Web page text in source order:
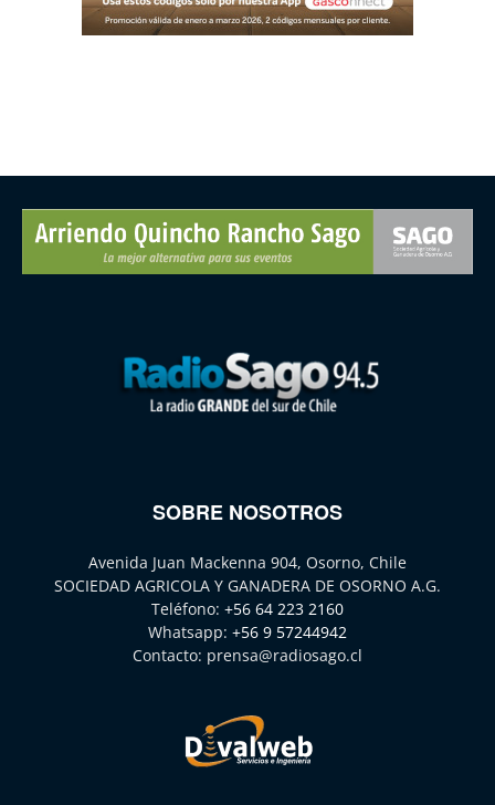
SOBRE NOSOTROS
Avenida Juan Mackenna 904, Osorno, Chile
SOCIEDAD AGRICOLA Y GANADERA DE OSORNO A.G.
Teléfono: +56 64 223 2160
Whatsapp: +56 9 57244942
Contacto: prensa@radiosago.cl